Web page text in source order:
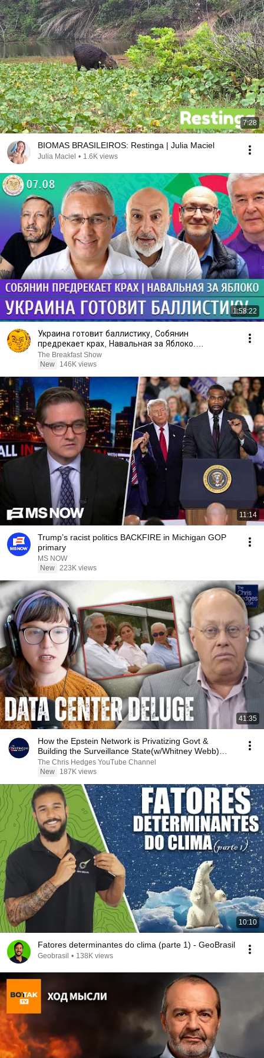
7:28
BIOMAS BRASILEIROS: Restinga | Julia Maciel
Julia Maciel • 1.6K views
1:58:22
Украина готовит баллистику, Собянин
предрекает крах, Навальная за Яблоко.
Галлямов, Ганапольский
The Breakfast Show
New
146K views
11:14
Trump’s racist politics BACKFIRE in Michigan GOP
primary
MS NOW
New 223K views
41:35
How the Epstein Network is Privatizing Govt &
Building the Surveillance State(w/Whitney Webb)
|TCHR
The Chris Hedges YouTube Channel
New
187K views
10:10
Fatores determinantes do clima (parte 1) - GeoBrasil
Geobrasil • 138K views